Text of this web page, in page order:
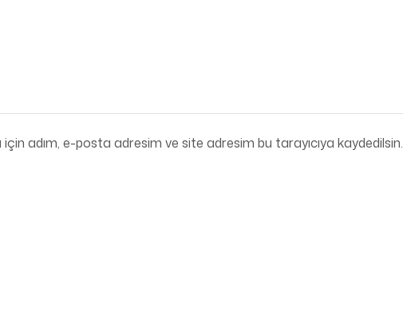
adım, e-posta adresim ve site adresim bu tarayıcıya kaydedilsin.